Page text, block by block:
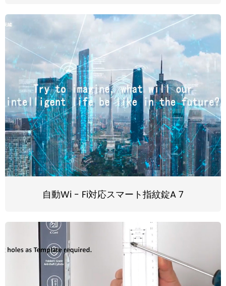
自動Wi - Fi対応スマート指紋錠A 7